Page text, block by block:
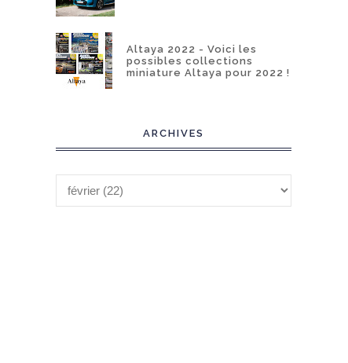
Altaya 2022 - Voici les
possibles collections
miniature Altaya pour 2022 !
ARCHIVES